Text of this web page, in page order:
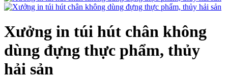
Xưởng in túi hút chân không
dùng đựng thực phẩm, thủy
hải sản